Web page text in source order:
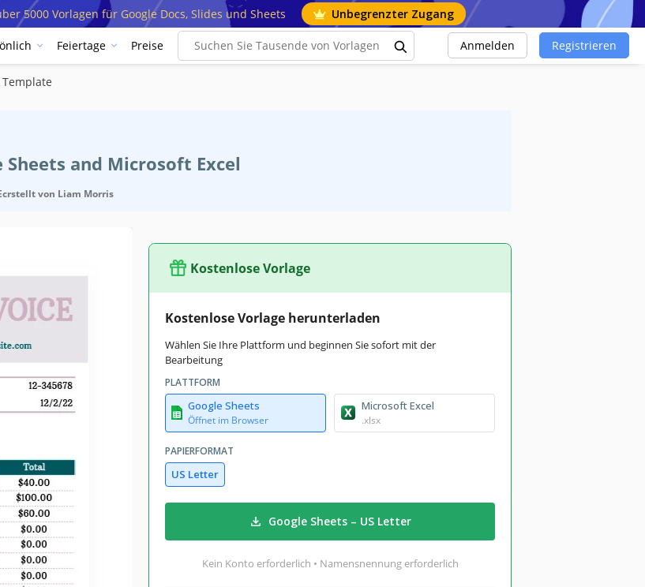
5000 Vorlagen für Google Docs, Slides und Sheets Unbegrenzter Zugang
Feiertage Preise Anmelden Registrieren
and Microsoft Excel
von Liam Morris
Kostenlose Vorlage
Kostenlose Vorlage herunterladen
Wählen Sie Ihre Plattform und beginnen Sie sofort mit der
Bearbeitung
PLATTFORM
Google Sheets
Öffnet im Browser
Microsoft Excel
.xlsx
PAPIERFORMAT
US Letter
Google Sheets – US Letter
Kein Konto erforderlich • Namensnennung erforderlich